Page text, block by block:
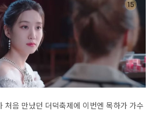
처음 만났던 더덕축제에 이번엔 목하가 가수